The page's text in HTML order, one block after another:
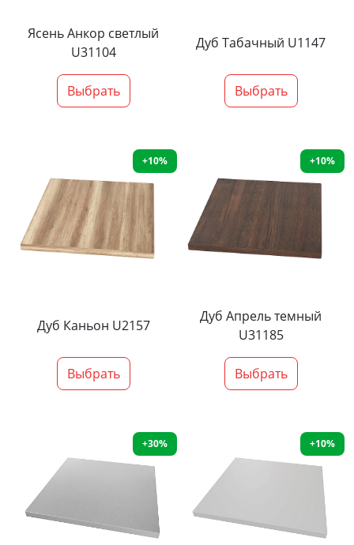
Ясень Анкор светлый
U31104
Выбрать
Дуб Табачный U1147
Выбрать
+10%
Дуб Каньон U2157
Выбрать
+10%
Дуб Апрель темный
U31185
Выбрать
+30% +10%